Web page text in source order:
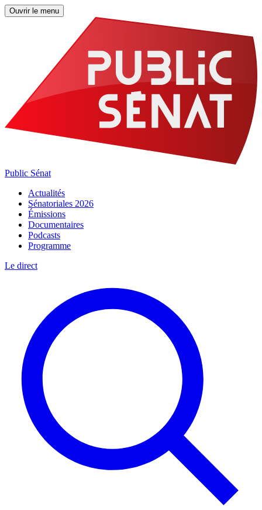
Ouvrir le menu
Public Sénat
Actualités
Sénatoriales 2026
Émissions
Documentaires
Podcasts
Programme
Le direct